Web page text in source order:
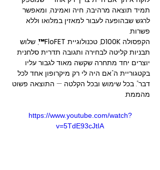
תמיד תוצאה מרהיבה, חיה ואמינה, ומאפשר
לרגש שבהופעה לעבור למאזין במלואו וללא
פשרות.
הקפסולה D100K, טכנולוגיית FloFET™ , שלוש
תבניות קליטה לבחירה ותגובה תדרית סלחנית
יוצרים יחד מתחרה שקשה מאוד לגבור עליו
בקטגוריית ה“אם היה לי רק מיקרופון אחד לכל
דבר”. בכל שימוש ובכל הקלטה — התוצאה פשוט
מהממת.
https://www.youtube.com/watch?
v=5TdE93cJtIA